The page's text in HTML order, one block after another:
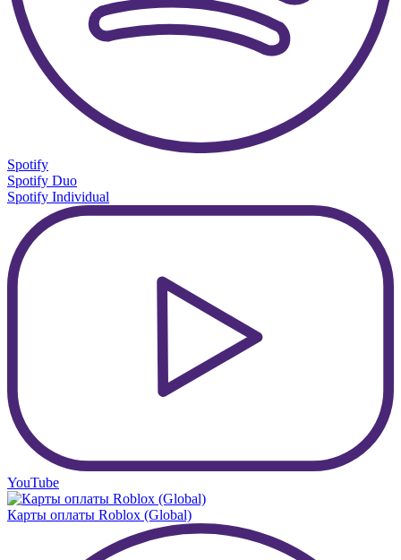
Spotify
Spotify Duo
Spotify Individual
YouTube
Карты оплаты Roblox (Global)